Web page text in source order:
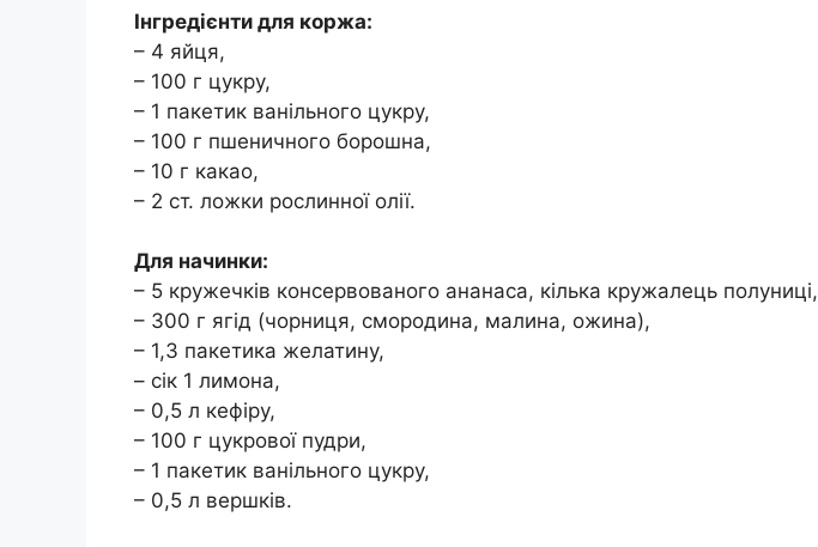
Інгредієнти для коржа:
– 4 яйця,
– 100 г цукру,
– 1 пакетик ванільного цукру,
– 100 г пшеничного борошна,
– 10 г какао,
– 2 ст. ложки рослинної олії.
Для начинки:
– 5 кружечків консервованого ананаса, кілька кружалець полуниці,
– 300 г ягід (чорниця, смородина, малина, ожина),
– 1,3 пакетика желатину,
– сік 1 лимона,
– 0,5 л кефіру,
– 100 г цукрової пудри,
– 1 пакетик ванільного цукру,
– 0,5 л вершків.